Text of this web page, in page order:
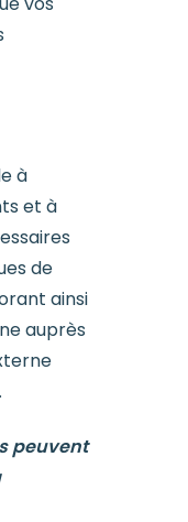
à
et à
de
ainsi
auprès
peuvent